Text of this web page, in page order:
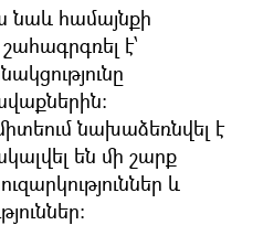
նաև համայնքի
է՝
նախաձեռնվել է
են մի շարք
և